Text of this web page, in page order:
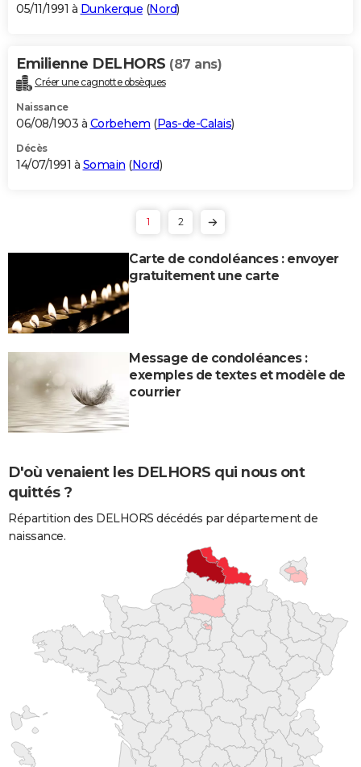
05/11/1991 à Dunkerque (Nord)
Emilienne DELHORS (87 ans)
Créer une cagnotte obsèques
Naissance
06/08/1903 à Corbehem (Pas-de-Calais)
Décès
14/07/1991 à Somain (Nord)
1 2
Carte de condoléances : envoyer
gratuitement une carte
Message de condoléances :
exemples de textes et modèle de
courrier
D'où venaient les DELHORS qui nous ont
quittés ?
Répartition des DELHORS décédés par département de
naissance.